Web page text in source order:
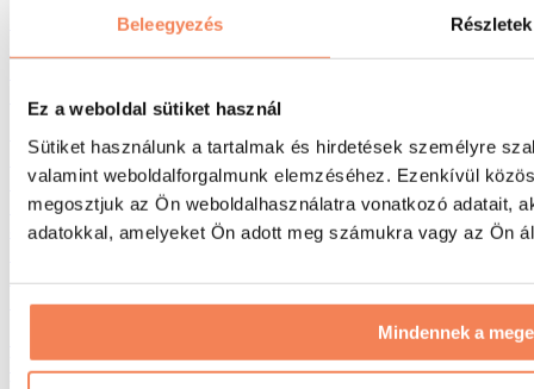
Beleegyezés Részletek
Ez a weboldal sütiket használ
Sütiket használunk a tartalmak és hirdetések személyre
valamint weboldalforgalmunk elemzéséhez. Ezenkívül
megosztjuk az Ön weboldalhasználatra vonatkozó adatait,
adatokkal, amelyeket Ön adott meg számukra vagy az Ön
Mindennek a
Táskák & hátizsákok
Hátizsákok
Futás
Küzdősportok
Kerékpározás
Jóga és pilates
Úszás
Túrázás
Vörösfény-terápia